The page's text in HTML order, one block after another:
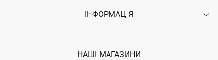
Повернення
Гарантія
Увійти
Ostriv Club+
ІНФОРМАЦІЯ
Наші магазини
НАШІ МАГАЗИНИ